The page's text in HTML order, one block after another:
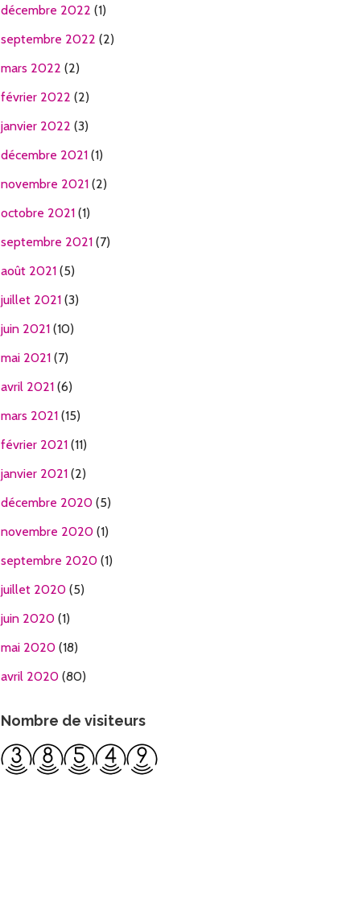
décembre 2022 (1)
septembre 2022 (2)
mars 2022 (2)
février 2022 (2)
janvier 2022 (3)
décembre 2021(1)
novembre 2021(2)
octobre 2021(1)
septembre 2021(7)
août 2021(5)
juillet 2021(3)
juin 2021(10)
mai 2021(7)
avril 2021(6)
mars 2021(15)
février 2021(11)
janvier 2021(2)
décembre 2020(5)
novembre 2020(1)
septembre 2020(1)
juillet 2020(5)
juin 2020(1)
mai 2020(18)
avril 2020(80)
Nombre de visiteurs